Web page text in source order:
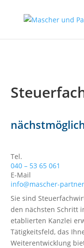
Tel.
040 – 53 65 061
E-Mail
info@mascher-
Sie sind
den nächsten Schritt
etablierten Kanzlei
Tätigkeitsfeld, das
Weiterentwicklung